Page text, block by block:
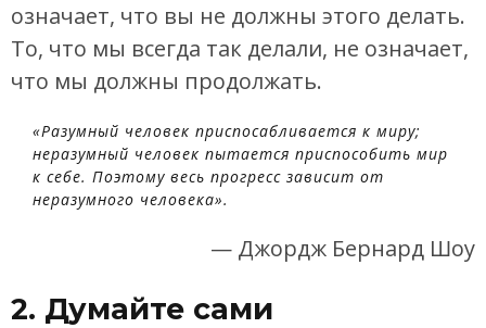
означает, что вы не должны этого делать.
То, что мы всегда так делали, не означает,
что мы должны продолжать.
«Разумный человек приспосабливается к миру;
неразумный человек пытается приспособить мир
к себе. Поэтому весь прогресс зависит от
неразумного человека».
— Джордж Бернард Шоу
2. Думайте сами